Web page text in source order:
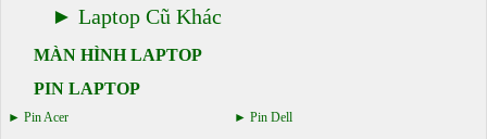
Laptop Cũ Khác
MÀN HÌNH LAPTOP
PIN LAPTOP
Pin Acer Pin Dell